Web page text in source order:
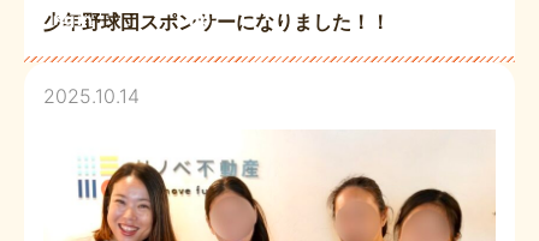
ngin
hp
少年野球団スポンサーになりました！！
2025.10.14